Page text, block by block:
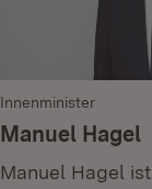
Innenminister
Manuel Hagel
Manuel Hagel ist